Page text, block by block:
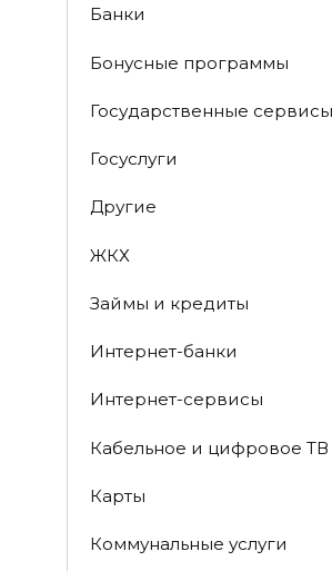
Банки
Бонусные программы
Государственные сервисы
Госуслуги
Другие
ЖКХ
Займы и кредиты
Интернет-банки
Интернет-сервисы
Кабельное и цифровое ТВ
Карты
Коммунальные услуги